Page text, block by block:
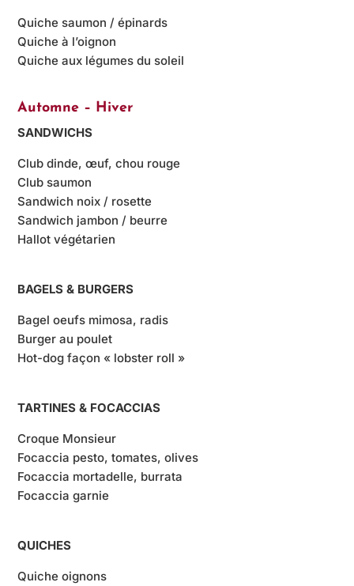
Quiche saumon / épinards
Quiche à l’oignon
Quiche aux légumes du soleil
Automne – Hiver
SANDWICHS
Club dinde, œuf, chou rouge
Club saumon
Sandwich noix / rosette
Sandwich jambon / beurre
Hallot végétarien
BAGELS & BURGERS
Bagel oeufs mimosa, radis
Burger au poulet
Hot-dog façon « lobster roll »
TARTINES & FOCACCIAS
Croque Monsieur
Focaccia pesto, tomates, olives
Focaccia mortadelle, burrata
Focaccia garnie
QUICHES
Quiche oignons